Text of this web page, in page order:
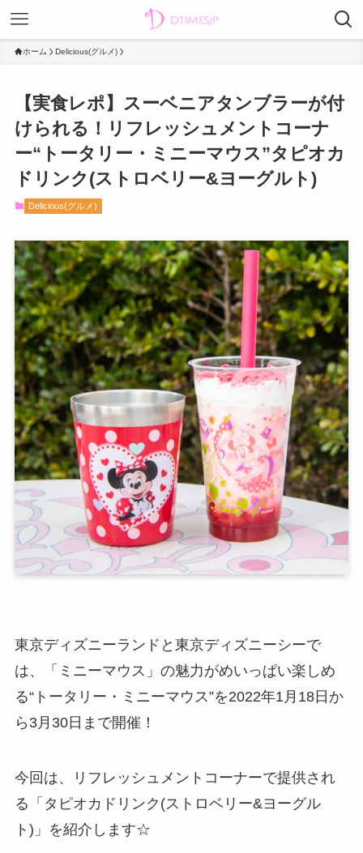
ホーム Delicious(グルメ)
【実食レポ】スーベニアタンブラーが付
けられる！リフレッシュメントコーナ
ー“トータリー・ミニーマウス”タピオカ
ドリンク(ストロベリー&ヨーグルト)
Delicious(グルメ)
東京ディズニーランドと東京ディズニーシーで
は、「ミニーマウス」の魅力がめいっぱい楽しめ
る“トータリー・ミニーマウス”を2022年1月18日か
ら3月30日まで開催！
今回は、リフレッシュメントコーナーで提供され
る「タピオカドリンク(ストロベリー&ヨーグル
ト)」を紹介します☆